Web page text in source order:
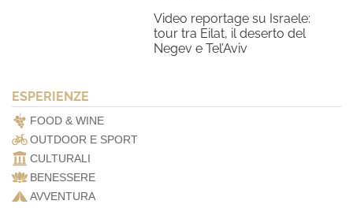
Video reportage su Israele:
tour tra Eilat, il deserto del
Negev e Tel’Aviv
ESPERIENZE
FOOD & WINE
OUTDOOR E SPORT
CULTURALI
BENESSERE
AVVENTURA